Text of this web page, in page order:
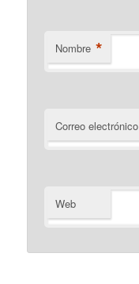
Nombre *
Correo electrónico
Web